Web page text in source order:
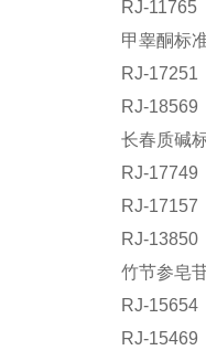
RJ-
甲睾酮标
RJ-
RJ-
长春质碱
RJ-
RJ-
RJ-
竹节参皂
RJ-
RJ-